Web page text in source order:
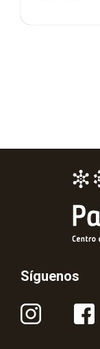
Síguenos